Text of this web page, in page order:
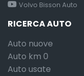
Volvo Bisson Auto
RICERCA AUTO
Auto nuove
Auto km 0
Auto usate